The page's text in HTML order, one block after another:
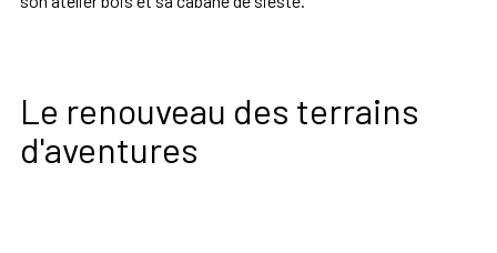
Le renouveau des terrains
d'aventures